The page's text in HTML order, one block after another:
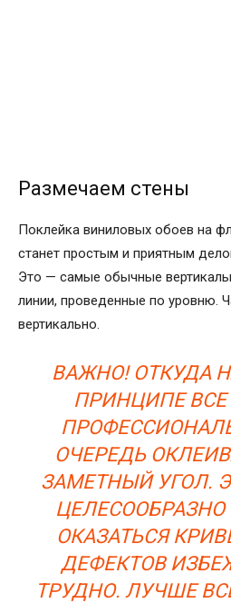
Размечаем стены
Поклейка виниловых обоев на
станет простым и приятным
Это — самые обычные
линии, проведенные по уровню.
вертикально.
ВАЖНО! ОТКУДА
ПРИНЦИПЕ ВСЕ
ОЧЕРЕДЬ
ЗАМЕТНЫЙ УГОЛ.
ОКАЗАТЬСЯ
ДЕФЕКТОВ
ТРУДНО. ЛУЧШЕ